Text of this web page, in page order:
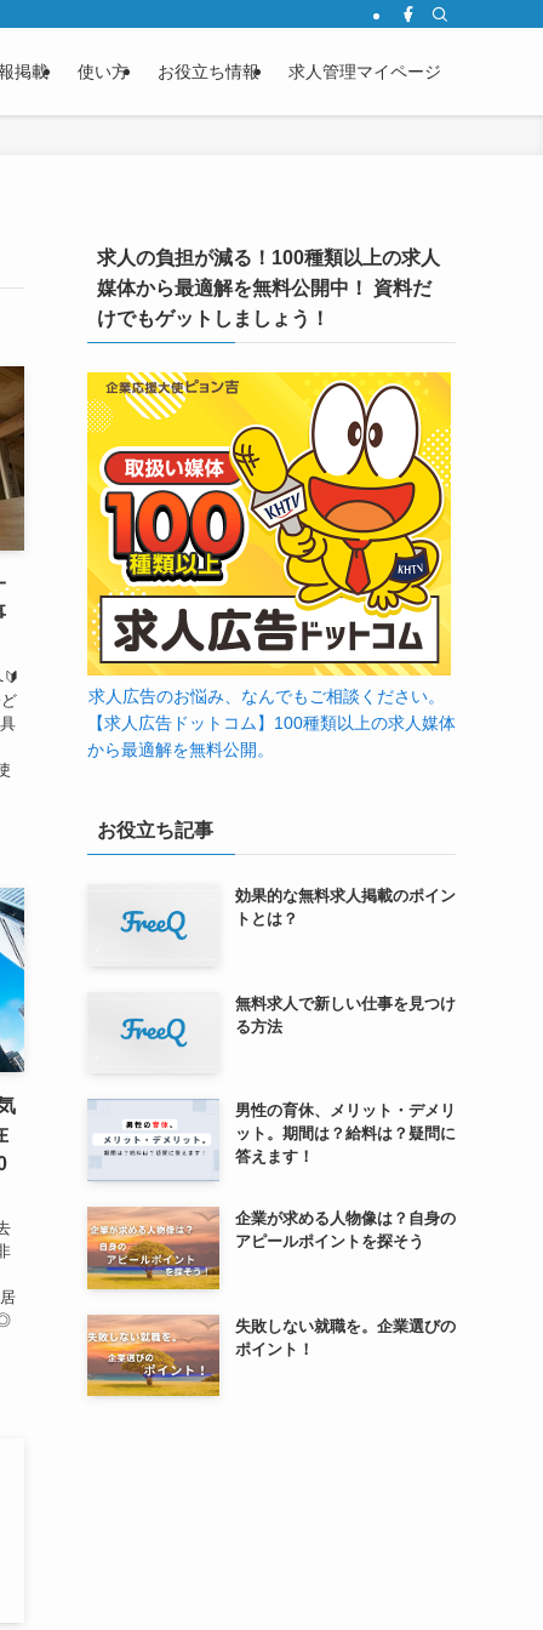
掲載 使い方 お役立ち情報 求人管理マイページ
求人の負担が減る！100種類以上の求人
媒体から最適解を無料公開中！ 資料だ
けでもゲットしましょう！
求人広告のお悩み、なんでもご相談ください。
【求人広告ドットコム】100種類以上の求人媒体
から最適解を無料公開。
お役立ち記事
効果的な無料求人掲載のポイン
トとは？
無料求人で新しい仕事を見つけ
る方法
男性の育休、メリット・デメリ
ット。期間は？給料は？疑問に
答えます！
企業が求める人物像は？自身の
アピールポイントを探そう
失敗しない就職を。企業選びの
ポイント！